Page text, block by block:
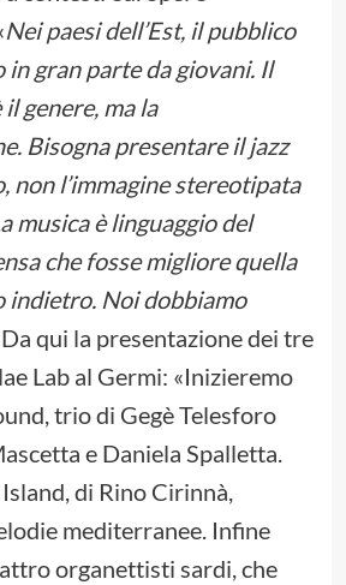
Nei paesi dell’Est, il pubblico
in gran parte da giovani. Il
genere, ma la
Bisogna presentare il jazz
non l’immagine stereotipata
musica è linguaggio del
che fosse migliore quella
indietro. Noi dobbiamo
Da qui la presentazione dei tre
Lab al Germi: «Inizieremo
trio di Gegè Telesforo
e Daniela Spalletta.
di Rino Cirinnà,
mediterranee. Infine
organettisti sardi, che